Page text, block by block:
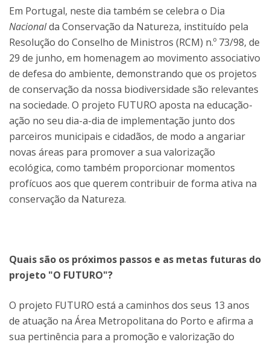
Em Portugal, neste dia também se celebra o Dia
Nacionalda Conservação da Natureza, instituído pela
Resolução do Conselho de Ministros (RCM) n.º 73/98, de
29 de junho, em homenagem ao movimento associativo
de defesa do ambiente, demonstrando que os projetos
de conservação da nossa biodiversidade são relevantes
na sociedade. O projeto FUTURO aposta na educação-
ação no seu dia-a-dia de implementação junto dos
parceiros municipais e cidadãos, de modo a angariar
novas áreas para promover a sua valorização
ecológica, como também proporcionar momentos
profícuos aos que querem contribuir de forma ativa na
conservação da Natureza.
Quais são os próximos passos e as metas futuras do
projeto "O FUTURO"?
O projeto FUTURO está a caminhos dos seus 13 anos
de atuação na Área Metropolitana do Porto e afirma a
sua pertinência para a promoção e valorização do